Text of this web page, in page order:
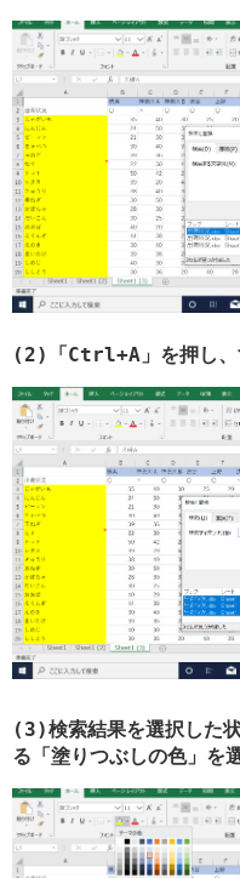
(2)「Ctrl+A」を押し、
(3)検索結果を選択した
る「塗りつぶしの色」を